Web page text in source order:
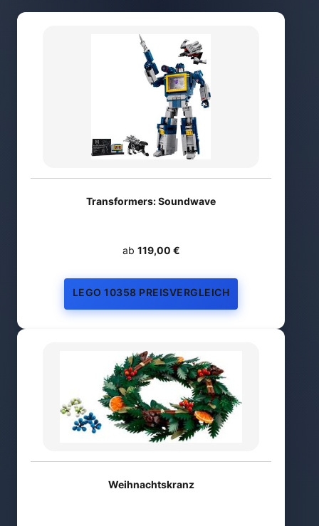
Transformers: Soundwave
ab 119,00 €
LEGO 10358 PREISVERGLEICH
Weihnachtskranz